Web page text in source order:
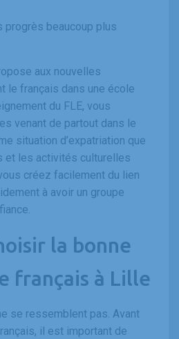
progrès beaucoup plus
aux nouvelles
le français dans une école
du FLE, vous
venant de partout dans le
situation d’expatriation que
et les activités culturelles
créez facilement du lien
à avoir un groupe
la bonne
français à Lille
se ressemblent pas. Avant
il est important de